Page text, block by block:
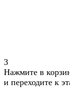
3
Нажмите в
и переходите